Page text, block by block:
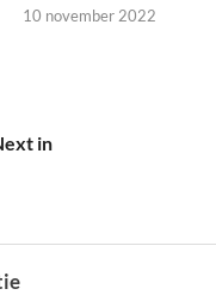
10 november 2022
in